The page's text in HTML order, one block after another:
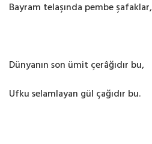
Bayram telaşında pembe şafaklar,
Dünyanın son ümit çerâğıdır bu,
Ufku selamlayan gül çağıdır bu.